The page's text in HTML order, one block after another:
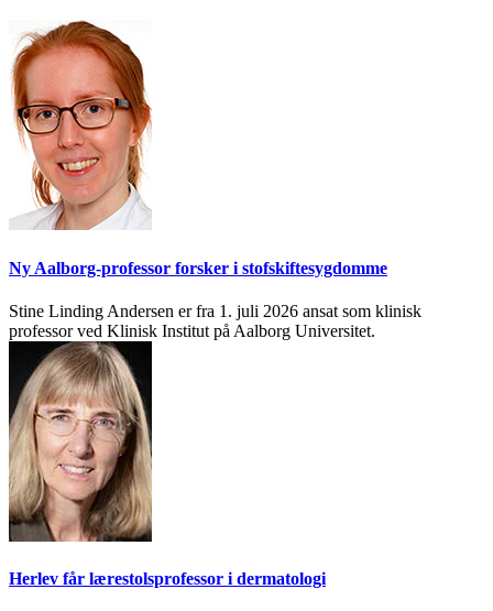
Ny Aalborg-professor forsker i stofskiftesygdomme
Stine Linding Andersen er fra 1. juli 2026 ansat som klinisk
professor ved Klinisk Institut på Aalborg Universitet.
Herlev får lærestolsprofessor i dermatologi